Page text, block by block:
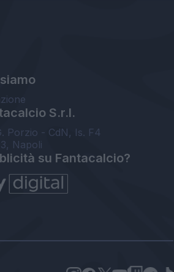
S.r.l.
Porzio - CdN, Is. F4
Napoli
su Fantacalcio?